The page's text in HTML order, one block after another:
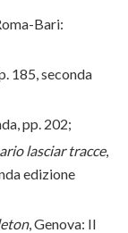
Bari:
185, seconda
pp. 202;
lasciar tracce,
edizione
, Genova: Il